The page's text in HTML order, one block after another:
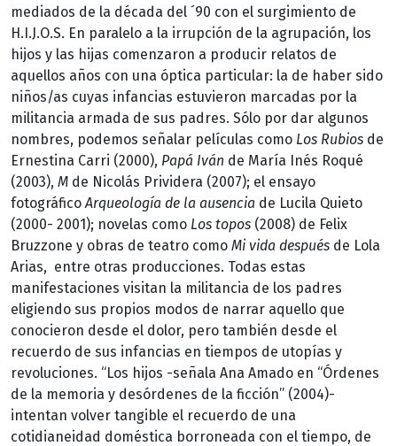
mediados de la década del ´90 con el surgimiento de
H.I.J.O.S. En paralelo a la irrupción de la agrupación, los
hijos y las hijas comenzaron a producir relatos de
aquellos años con una óptica particular: la de haber sido
niños/as cuyas infancias estuvieron marcadas por la
militancia armada de sus padres. Sólo por dar algunos
nombres, podemos señalar películas como Los Rubios de
Ernestina Carri (2000), Papá Iván de María Inés Roqué
(2003), M de Nicolás Prividera (2007); el ensayo
fotográfico Arqueología de la ausencia de Lucila Quieto
(2000- 2001); novelas como Los topos (2008) de Felix
Bruzzone y obras de teatro como Mi vida después de Lola
Arias, entre otras producciones. Todas estas
manifestaciones visitan la militancia de los padres
eligiendo sus propios modos de narrar aquello que
conocieron desde el dolor, pero también desde el
recuerdo de sus infancias en tiempos de utopías y
revoluciones. “Los hijos -señala Ana Amado en “Órdenes
de la memoria y desórdenes de la ficción” (2004)-
intentan volver tangible el recuerdo de una
cotidianeidad doméstica borroneada con el tiempo, de